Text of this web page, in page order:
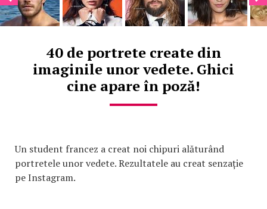
40 de portrete create din
imaginile unor vedete. Ghici
cine apare în poză!
Un student francez a creat noi chipuri alăturând
portretele unor vedete. Rezultatele au creat senzație
pe Instagram.